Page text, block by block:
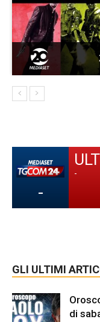
-
-
GLI ULTIMI
di